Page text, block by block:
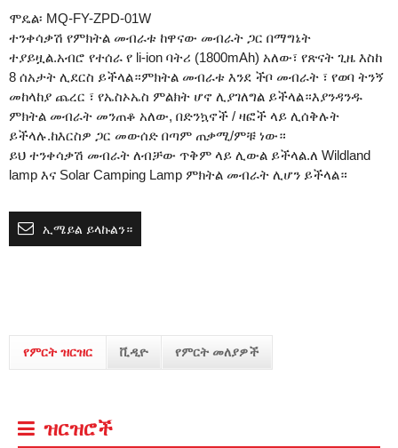
ሞዴል፡ MQ-FY-ZPD-01W
ተንቀሳቃሽ የምክትል መብራቱ ከዋናው መብራት ጋር በማግኔት
ተያይዟል.አብሮ የተሰራ የ li-ion ባትሪ (1800mAh) አለው፣ የጽናት ጊዜ እስከ
8 ሰአታት ሊደርስ ይችላል።ምክትል መብራቱ እንደ ችቦ መብራት ፣ የወባ ትንኝ
መከላከያ ጨረር ፣ የኤስኦኤስ ምልክት ሆኖ ሊያገለግል ይችላል።እያንዳንዱ
ምክትል መብራት መንጠቆ አለው, በድንኳኖች / ዛፎች ላይ ሊሰቅሉት
ይችላሉ.ከእርስዎ ጋር መውሰድ በጣም ጠቃሚ/ምቹ ነው።
ይህ ተንቀሳቃሽ መብራት ለብቻው ጥቅም ላይ ሊውል ይችላል.ለ Wildland
lamp እና Solar Camping Lamp ምክትል መብራት ሊሆን ይችላል።
ኢሜይል ይላኩልን።
የምርት ዝርዝር ቪዲዮ የምርት መለያዎች
ዝርዝሮች